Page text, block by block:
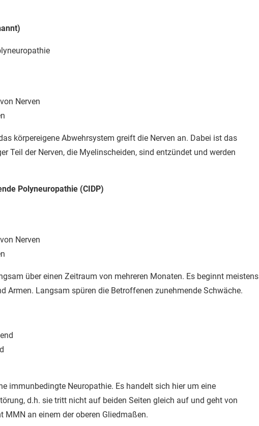
Nerven
körpereigene Abwehrsystem greift die Nerven an. Dabei ist das
Teil der Nerven, die Myelinscheiden, sind entzündet und werden
Polyneuropathie (CIDP)
Nerven
über einen Zeitraum von mehreren Monaten. Es beginnt meistens
Armen. Langsam spüren die Betroffenen zunehmende Schwäche.
immunbedingte Neuropathie. Es handelt sich hier um eine
d.h. sie tritt nicht auf beiden Seiten gleich auf und geht von
MMN an einem der oberen Gliedmaßen.